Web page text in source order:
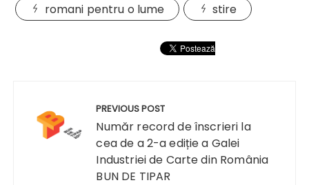
romani pentru o lume
stire
articole
PREVIOUS POST
Număr record de înscrieri la
cea de a 2-a ediție a Galei
Industriei de Carte din România
BUN DE TIPAR